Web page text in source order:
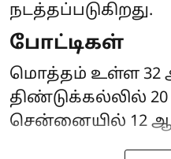
நடத்தப்படுகிறது.
போட்டிகள்
மொத்தம் உள்ள 32
திண்டுக்கல்லில்
சென்னையில் 12